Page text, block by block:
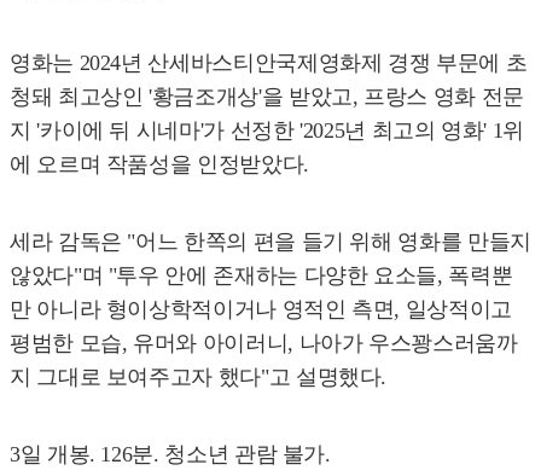
영화는 2024년 산세바스티안국제영화제 경쟁 부문에 초
청돼 최고상인 '황금조개상'을 받았고, 프랑스 영화 전문
지 '카이에 뒤 시네마'가 선정한 '2025년 최고의 영화' 1위
에 오르며 작품성을 인정받았다.
세라 감독은 "어느 한쪽의 편을 들기 위해 영화를 만들지
않았다"며 "투우 안에 존재하는 다양한 요소들, 폭력뿐
만 아니라 형이상학적이거나 영적인 측면, 일상적이고
평범한 모습, 유머와 아이러니, 나아가 우스꽝스러움까
지 그대로 보여주고자 했다"고 설명했다.
3일 개봉. 126분. 청소년 관람 불가.